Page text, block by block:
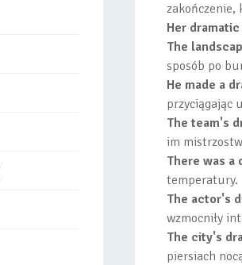
zakończenie,
Her
The
sposób po
He made a
przyciągając
The team's
im
There was
temperatury.
The actor's
wzmocniły
The city's
piersiach